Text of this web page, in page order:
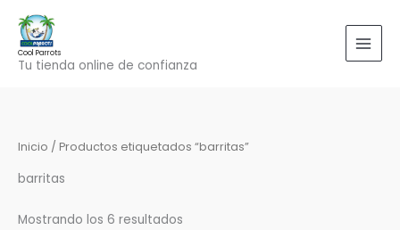
contenido
Cool Parrots
Tu tienda online de confianza
Inicio / Productos etiquetados “barritas”
barritas
Mostrando los 6 resultados